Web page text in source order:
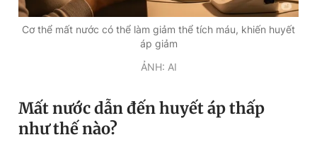
Đặt báo Quảng cáo RSS Tòa soạn Chính sách bảo
Tổng biên tập: Nguyễn Ngọc Toàn
Phó tổng biên tập: Lâm Hiếu Dũng
Giấy phép xuất bản số 110/GP - BTTTT cấp ngày 24.3.2020
© 2003-2026 Bản quyền thuộc về Báo Thanh Niên. Cấm sao
Cơ thể mất nước có thể làm giảm thể tích máu, khiến huyết
áp giảm
ẢNH: AI
Mất nước dẫn đến huyết áp thấp
như thế nào?